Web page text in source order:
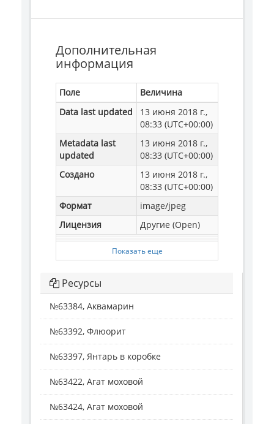
Дополнительная
информация
Поле
Величина
Data last updated
13 июня 2018 г.,
08:33 (UTC+00:00)
Metadata last
updated
13 июня 2018 г.,
08:33 (UTC+00:00)
Создано
13 июня 2018 г.,
08:33 (UTC+00:00)
Формат
image/jpeg
Лицензия
Другие (Open)
Показать еще
Ресурсы
№63384, Аквамарин
№63392, Флюорит
№63397, Янтарь в коробке
№63422, Агат моховой
№63424, Агат моховой